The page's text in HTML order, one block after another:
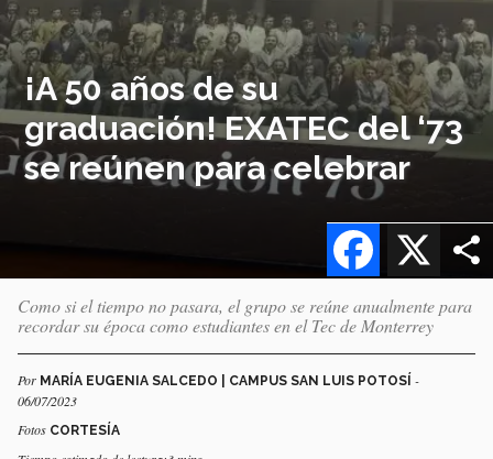
¡A 50 años de su
graduación! EXATEC del ‘73
se reúnen para celebrar
X
Facebook
Como si el tiempo no pasara, el grupo se reúne anualmente para
recordar su época como estudiantes en el Tec de Monterrey
Por MARÍA EUGENIA SALCEDO | CAMPUS SAN LUIS POTOSÍ -
06/07/2023
Fotos CORTESÍA